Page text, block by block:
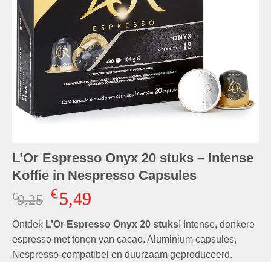
L’Or Espresso Onyx 20 stuks – Intense
Koffie in Nespresso Capsules
€9,25 Oorspronkelijke
prijs
was:
€9,25.
€5,49Huidige
is:
€5,49.
Ontdek L’Or Espresso Onyx 20 stuks! Intense, donkere
espresso met tonen van cacao. Aluminium capsules,
Nespresso-compatibel en duurzaam geproduceerd.